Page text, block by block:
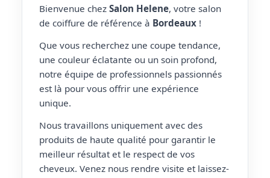
Bienvenue chez Salon Helene, votre salon
de coiffure de référence à Bordeaux !
Que vous recherchez une coupe tendance,
une couleur éclatante ou un soin profond,
notre équipe de professionnels passionnés
est là pour vous offrir une expérience
unique.
Nous travaillons uniquement avec des
produits de haute qualité pour garantir le
meilleur résultat et le respect de vos
cheveux. Venez nous rendre visite et laissez-